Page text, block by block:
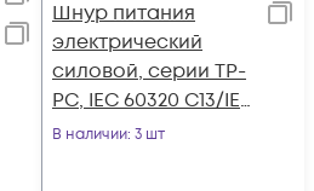
Шнур питания
электрический
силовой, серии TP-
PC, IEC 60320 С13/IEC
60320 С14 прямой,
В наличии: 3 шт